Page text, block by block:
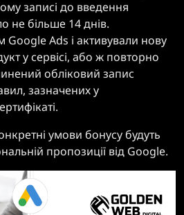
записі до введення
не більше 14 днів.
Google Ads і активували нову
у сервісі, або ж повторно
обліковий запис
зазначених у
умови бонусу будуть
пропозиції від Google.